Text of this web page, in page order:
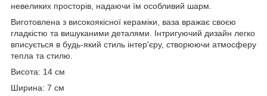
невеликих просторів, надаючи їм особливий шарм.
Виготовлена з високоякісної кераміки, ваза вражає своєю
гладкістю та вишуканими деталями. Інтригуючий дизайн легко
вписується в будь-який стиль інтер'єру, створюючи атмосферу
тепла та стилю.
Висота: 14 см
Ширина: 7 см